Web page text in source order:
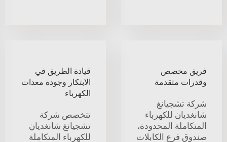
فريق مخصص
وقدرات متقدمة
شركة تشجيانغ
شانغديان للكهرباء
المتكاملة المحدودة،
صندوق فرع الكابلات
قيادة الطريق في
الابتكار وجودة معدات
الكهرباء
تتخصص شركة
تشجيانغ شانغديان
للكهرباء المتكاملة